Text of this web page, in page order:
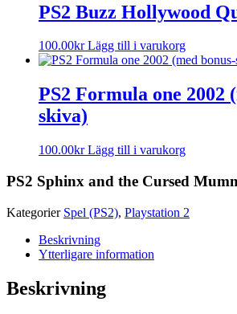
PS2 Buzz Hollywood
100.00kr Lägg till i varukorg
PS2 Formula one 2002
skiva)
100.00kr Lägg till i varukorg
PS2 Sphinx and the Cursed
Kategorier Spel (PS2), Playstation 2
Beskrivning
Ytterligare information
Beskrivning